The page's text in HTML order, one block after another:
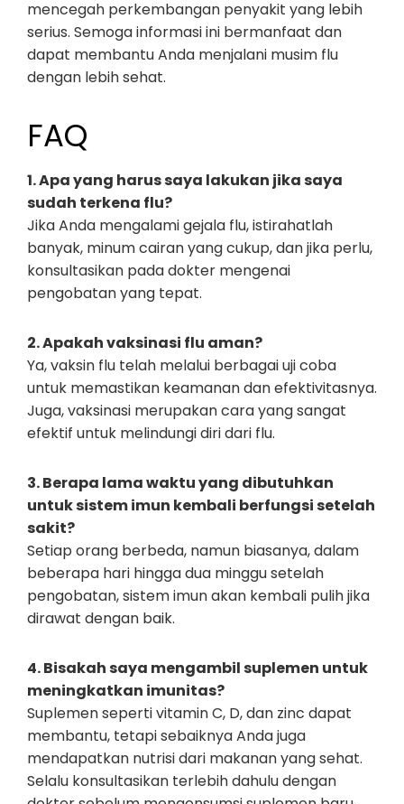
mencegah perkembangan penyakit yang lebih
serius. Semoga informasi ini bermanfaat dan
dapat membantu Anda menjalani musim flu
dengan lebih sehat.
FAQ
1. Apa yang harus saya lakukan jika saya
sudah terkena flu?
Jika Anda mengalami gejala flu, istirahatlah
banyak, minum cairan yang cukup, dan jika perlu,
konsultasikan pada dokter mengenai
pengobatan yang tepat.
2. Apakah vaksinasi flu aman?
Ya, vaksin flu telah melalui berbagai uji coba
untuk memastikan keamanan dan efektivitasnya.
Juga, vaksinasi merupakan cara yang sangat
efektif untuk melindungi diri dari flu.
3. Berapa lama waktu yang dibutuhkan
untuk sistem imun kembali berfungsi setelah
sakit?
Setiap orang berbeda, namun biasanya, dalam
beberapa hari hingga dua minggu setelah
pengobatan, sistem imun akan kembali pulih jika
dirawat dengan baik.
4. Bisakah saya mengambil suplemen untuk
meningkatkan imunitas?
Suplemen seperti vitamin C, D, dan zinc dapat
membantu, tetapi sebaiknya Anda juga
mendapatkan nutrisi dari makanan yang sehat.
Selalu konsultasikan terlebih dahulu dengan